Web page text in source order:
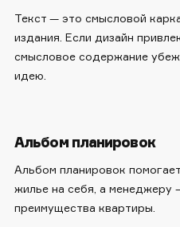
Текст — это смысловой
издания. Если дизайн
смысловое содержание
идею.
Альбом планировок
Альбом планировок
жилье на себя, а менеджеру
преимущества квартиры.